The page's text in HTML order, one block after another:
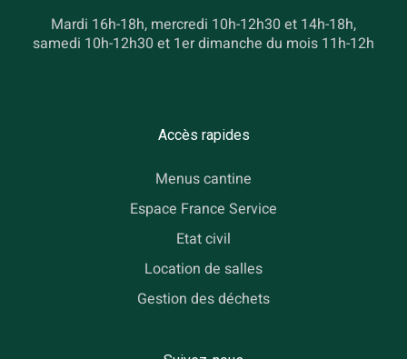
Mardi 16h-18h, mercredi 10h-12h30 et 14h-18h,
samedi 10h-12h30 et 1er dimanche du mois 11h-12h
Accès rapides
Menus cantine
Espace France Service
Etat civil
Location de salles
Gestion des déchets